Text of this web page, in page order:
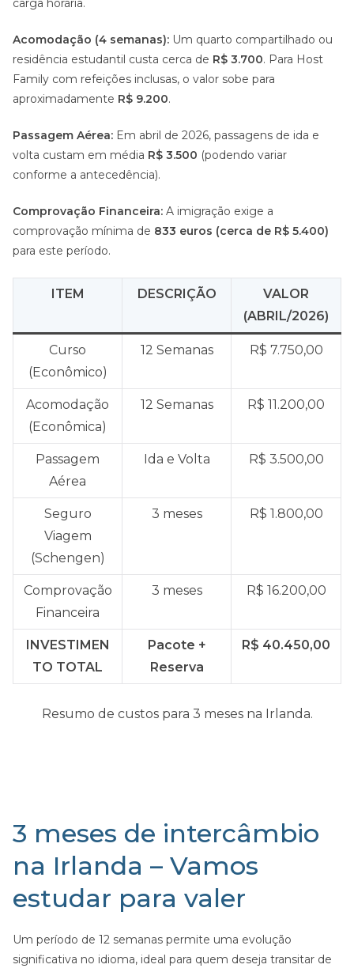
carga horária.
Acomodação (4 semanas): Um quarto compartilhado ou
residência estudantil custa cerca de R$ 3.700. Para Host
Family com refeições inclusas, o valor sobe para
aproximadamente R$ 9.200.
Passagem Aérea: Em abril de 2026, passagens de ida e
volta custam em média R$ 3.500 (podendo variar
conforme a antecedência).
Comprovação Financeira: A imigração exige a
comprovação mínima de 833 euros (cerca de R$ 5.400)
para este período.
ITEM DESCRIÇÃO
VALOR
(ABRIL/2026)
Curso
(Econômico)
12 Semanas R$ 7.750,00
Acomodação
(Econômica)
12 Semanas R$ 11.200,00
Passagem
Aérea
Ida e Volta R$ 3.500,00
Seguro
Viagem
(Schengen)
3 meses R$ 1.800,00
Comprovação
Financeira
3 meses R$ 16.200,00
INVESTIMEN
TO TOTAL
Pacote +
Reserva
R$ 40.450,00
Resumo de custos para 3 meses na Irlanda.
3 meses de intercâmbio
na Irlanda – Vamos
estudar para valer
Um período de 12 semanas permite uma evolução
significativa no idioma, ideal para quem deseja transitar de